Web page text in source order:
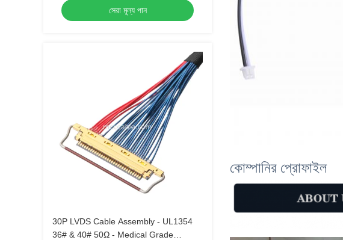
সেরা মূল্য পান
30P LVDS Cable Assembly - UL1354
36# & 40# 50Ω - Medical Grade
কোম্পানির প্রোফাইল